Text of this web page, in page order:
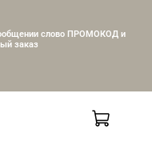
слово ПРОМОКОД и
заказ